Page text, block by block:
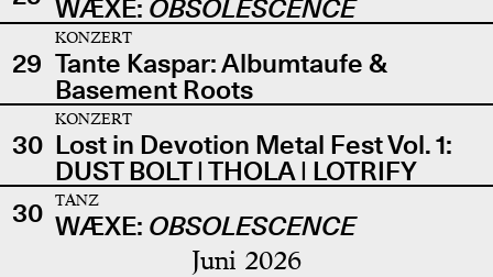
WÆXE: OBSOLESCENCE
29
KONZERT
Tante Kaspar: Albumtaufe &
Basement Roots
30
KONZERT
Lost in Devotion Metal Fest Vol. 1:
DUST BOLT | THOLA | LOTRIFY
30
TANZ
WÆXE: OBSOLESCENCE
Juni 2026